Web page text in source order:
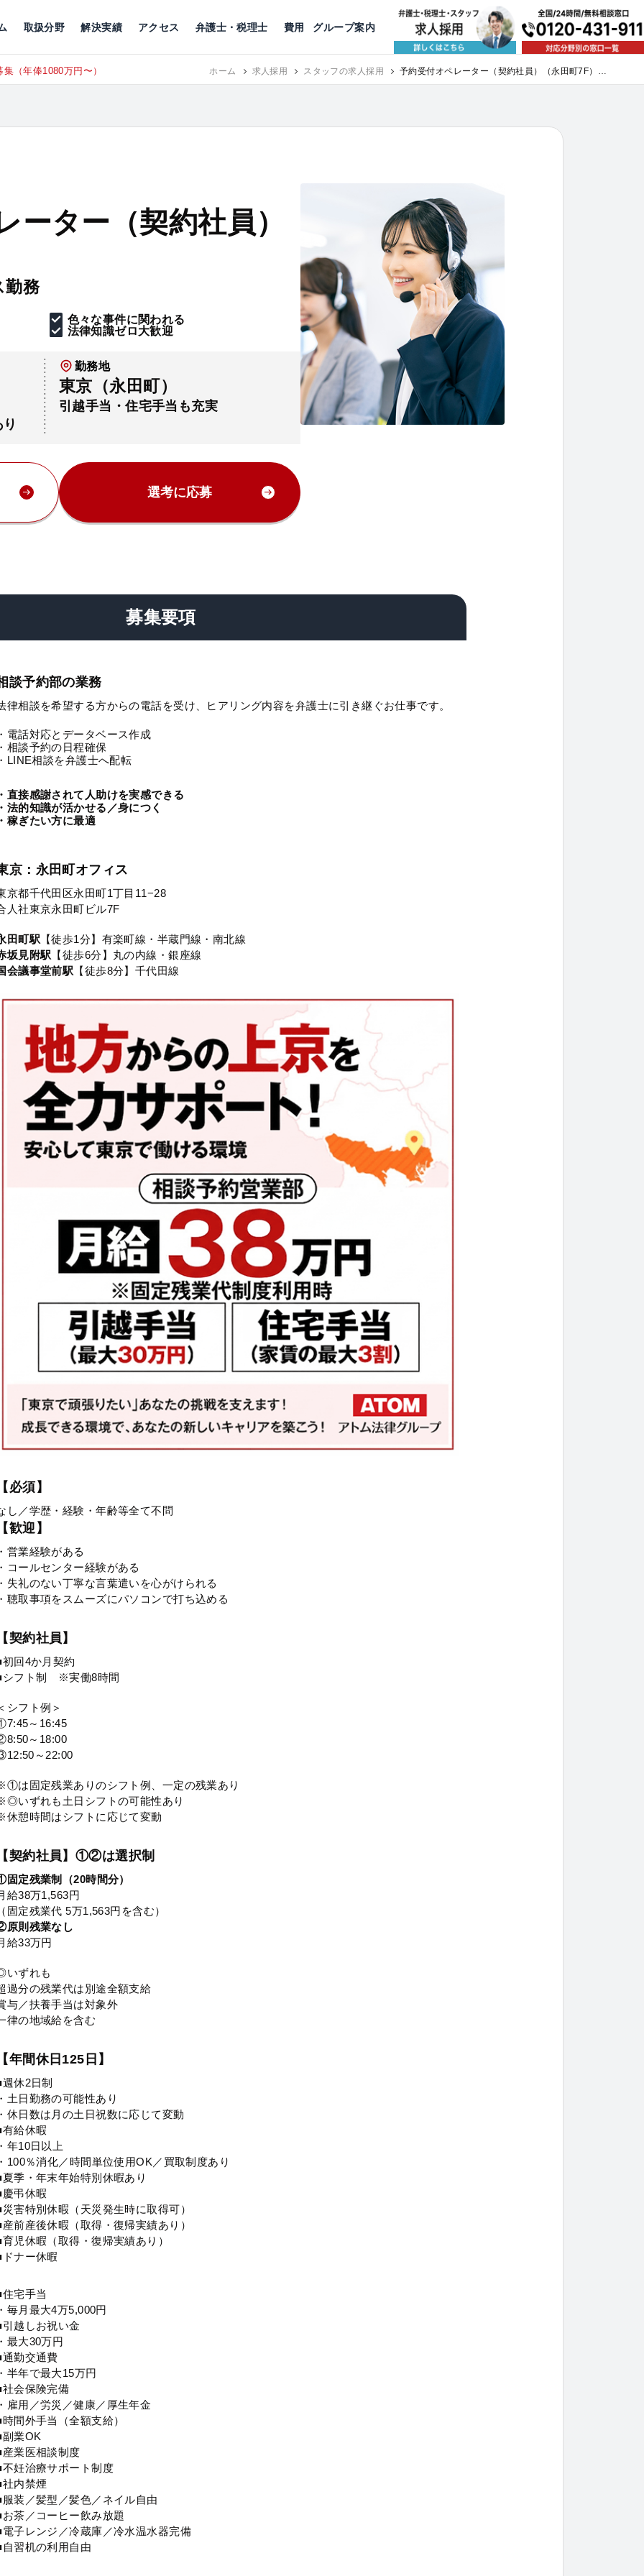
取扱分野
公益活動
解決実績 アクセス
京都 神戸 福岡
弁護士・税理士 費用 グループ案内
（年俸1080万円〜） RECRUIT 東京にて、相談予約スタッフ募集（月給38万以上）
ーター（契約社員）
勤務
色々な事件に関われる
法律知識ゼロ大歓迎
勤務地
東京（永田町）
引越手当・住宅手当も充実
選考に応募
募集要項
談予約部の業務
律相談を希望する方からの電話を受け、ヒアリング内容を弁護士に引き継ぐお仕事です。
電話対応とデータベース作成
相談予約の日程確保
LINE相談を弁護士へ配転
直接感謝されて人助けを実感できる
法的知識が活かせる／身につく
稼ぎたい方に最適
京：永田町オフィス
京都千代田区永田町1丁目11−28
人社東京永田町ビル7F
田町駅 【徒歩1分】有楽町線・半蔵門線・南北線
坂見附駅 【徒歩6分】丸の内線・銀座線
会議事堂前駅 【徒歩8分】千代田線
必須】
し／学歴・経験・年齢等全て不問
歓迎】
営業経験がある
コールセンター経験がある
失礼のない丁寧な言葉遣いを心がけられる
聴取事項をスムーズにパソコンで打ち込める
契約社員】
初回4か月契約
シフト制 ※実働8時間
シフト例＞
～16:45
～18:00
～22:00
は固定残業ありのシフト例、一定の残業あり
いずれも土日シフトの可能性あり
休憩時間はシフトに応じて変動
契約社員】①②は選択制
固定残業制（20時間分）
給38万1,563円
固定残業代 5万1,563円を含む）
原則残業なし
給33万円
いずれも
過分の残業代は別途全額支給
与／扶養手当は対象外
律の地域給を含む
年間休日125日】
休2日制
土日勤務の可能性あり
休日数は月の土日祝数に応じて変動
有給休暇
年10日以上
100％消化／時間単位使用OK／買取制度あり
夏季・年末年始特別休暇あり
慶弔休暇
災害特別休暇（天災発生時に取得可）
産前産後休暇（取得・復帰実績あり）
育児休暇（取得・復帰実績あり）
ドナー休暇
住宅手当
毎月最大4万5,000円
引越しお祝い金
最大30万円
通勤交通費
半年で最大15万円
社会保険完備
雇用／労災／健康／厚生年金
間外手当（全額支給）
副業OK
産業医相談制度
不妊治療サポート制度
社内禁煙
服装／髪型／髪色／ネイル自由
お茶／コーヒー飲み放題
電子レンジ／冷蔵庫／冷水温水器完備
自習机の利用自由
ホーム 求人採用 スタッフの求人採用
予約受付オペレーター（契約社員）（永田町7F）｜